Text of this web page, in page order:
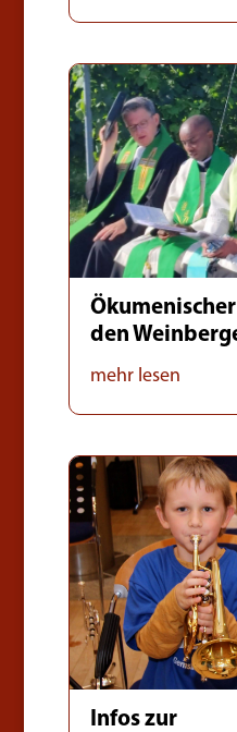
den
mehr lesen
Infos zur